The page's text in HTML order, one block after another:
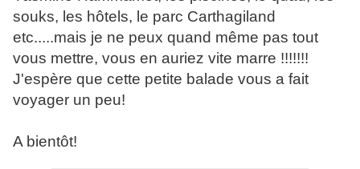
souks, les hôtels, le parc Carthagiland
etc.....mais je ne peux quand même pas tout
vous mettre, vous en auriez vite marre !!!!!!!
J'espère que cette petite balade vous a fait
voyager un peu!
A bientôt!